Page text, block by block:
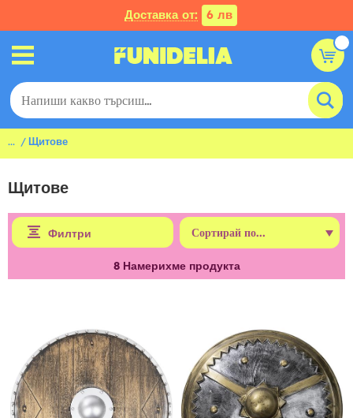
Доставка от: 6 лв
... Щитове
Щитове
Филтри
8Намерихме продукта